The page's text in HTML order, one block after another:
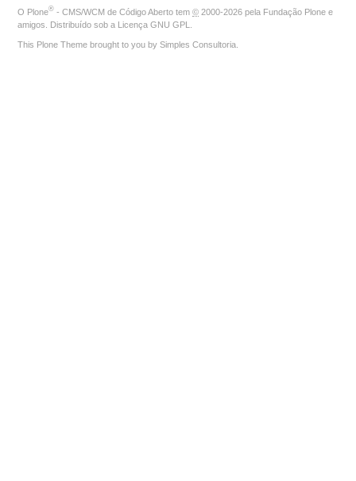
O Plone® - CMS/WCM de Código Aberto tem © 2000-2026 pela Fundação Plone e
amigos. Distribuído sob a Licença GNU GPL
This Plone Theme brought to you by Simples Consultoria